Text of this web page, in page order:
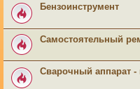
Бензоинструмент
Самостоятельный
Сварочный аппарат